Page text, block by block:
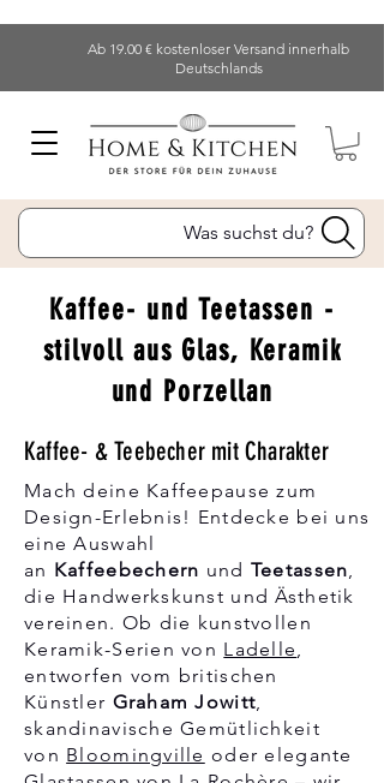
Ab 19.00 € kostenloser Versand innerhalb
Deutschlands
Was suchst du?
Kaffee- und Teetassen -
stilvoll aus Glas, Keramik
und Porzellan
Kaffee- & Teebecher mit Charakter
Mach deine Kaffeepause zum
Design-Erlebnis! Entdecke bei uns
eine Auswahl
an Kaffeebechern und Teetassen
die Handwerkskunst und Ästhetik
vereinen. Ob die kunstvollen
Keramik-Serien von Ladelle
entworfen vom britischen
Künstler Graham Jowitt
skandinavische Gemütlichkeit
von Bloomingville oder elegante